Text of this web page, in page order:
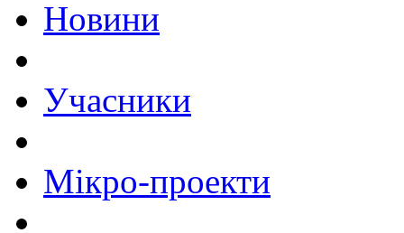
Новини
Учасники
Мікро-проекти